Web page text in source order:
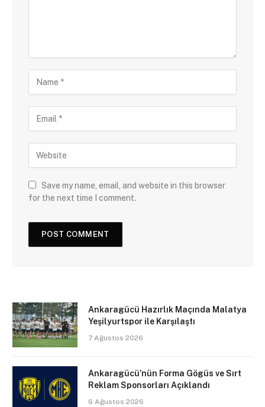
Save my name, email, and website in this browser
for the next time I comment.
Ankaragücü Hazırlık Maçında Malatya
Yeşilyurtspor ile Karşılaştı
7 Ağustos 2026
Ankaragücü’nün Forma Gögüs ve Sırt
Reklam Sponsorları Açıklandı
6 Ağustos 2026